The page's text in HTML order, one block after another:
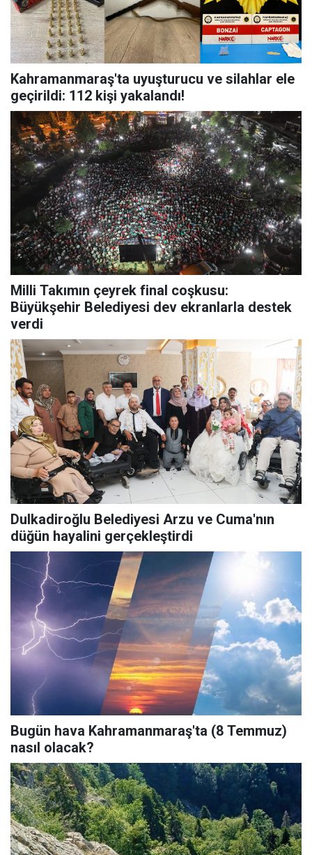
Kahramanmaraş'ta uyuşturucu ve silahlar ele
geçirildi: 112 kişi yakalandı!
Milli Takımın çeyrek final coşkusu:
Büyükşehir Belediyesi dev ekranlarla destek
verdi
Dulkadiroğlu Belediyesi Arzu ve Cuma'nın
düğün hayalini gerçekleştirdi
Bugün hava Kahramanmaraş'ta (8 Temmuz)
nasıl olacak?